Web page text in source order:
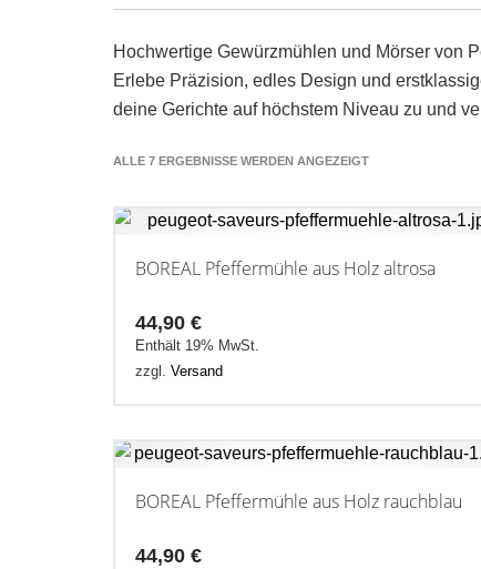
Hochwertige Gewürzmühlen und Mörser von
Erlebe Präzision, edles Design und
deine Gerichte auf höchstem Niveau zu und
ALLE 7 ERGEBNISSE WERDEN ANGEZEIGT
BOREAL Pfeffermühle aus Holz altrosa
44,90 €
Enthält 19% MwSt.
zzgl. Versand
BOREAL Pfeffermühle aus Holz rauchblau
44,90 €